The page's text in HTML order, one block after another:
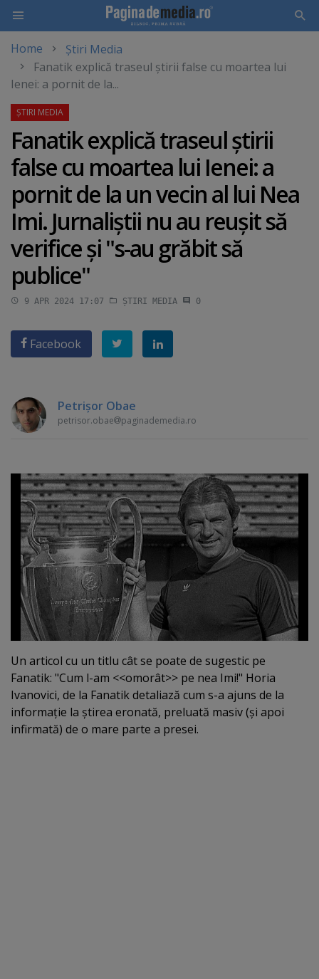
main
content
Home
Știri Media
Fanatik explică traseul ştirii false cu moartea lui
Ienei: a pornit de la...
Fanatik explică traseul ştirii
false cu moartea lui Ienei: a
pornit de la un vecin al lui Nea
Imi. Jurnaliştii nu au reuşit să
verifice şi "s-au grăbit să
publice"
9 APR 2024 17:07 ȘTIRI MEDIA 0
Facebook
Petrişor Obae
petrisor.obae paginademedia.ro
Un articol cu un titlu cât se poate de sugestic pe
Fanatik: "Cum l-am <<omorât>> pe nea Imi!" Horia
Ivanovici, de la Fanatik detaliază cum s-a ajuns de la
informaţie la ştirea eronată, preluată masiv (şi apoi
infirmată) de o mare parte a presei.